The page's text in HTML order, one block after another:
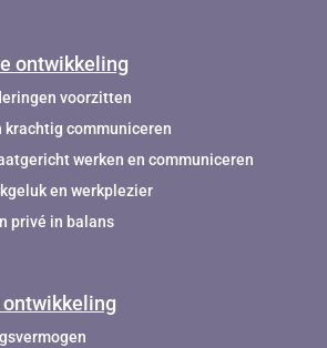
ontwikkeling
voorzitten
krachtig communiceren
werken en communiceren
en werkplezier
privé in balans